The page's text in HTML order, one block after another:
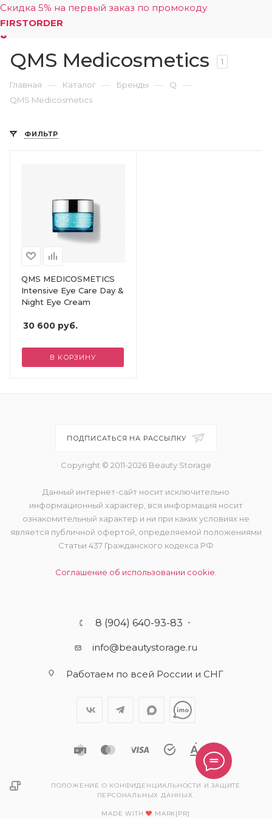
Скидка 5% на первый заказ по промокоду
FIRSTORDER
QMS Medicosmetics 1
Главная — Каталог — Бренды — Q —
QMS Medicosmetics
ФИЛЬТР
QMS MEDICOSMETICS
Intensive Eye Care Day &
Night Eye Cream
30 600 руб.
В КОРЗИНУ
ПОДПИСАТЬСЯ НА РАССЫЛКУ
Copyright © 2011-2026 Beauty Storage
Данный интернет-сайт носит исключительно
информационный характер, вся информация носит
ознакомительный характер и ни при каких условиях не
является публичной офертой, определяемой положениями
Статьи 437 Гражданского кодекса РФ
Соглашение об использовании cookie.
8 (904) 640-93-83
info@beautystorage.ru
Работаем по всей России и СНГ
ПОЛОЖЕНИЕ О КОНФИДЕНЦИАЛЬНОСТИ И ЗАЩИТЕ
ПЕРСОНАЛЬНЫХ ДАННЫХ.
MADE WITH MARK[PR]